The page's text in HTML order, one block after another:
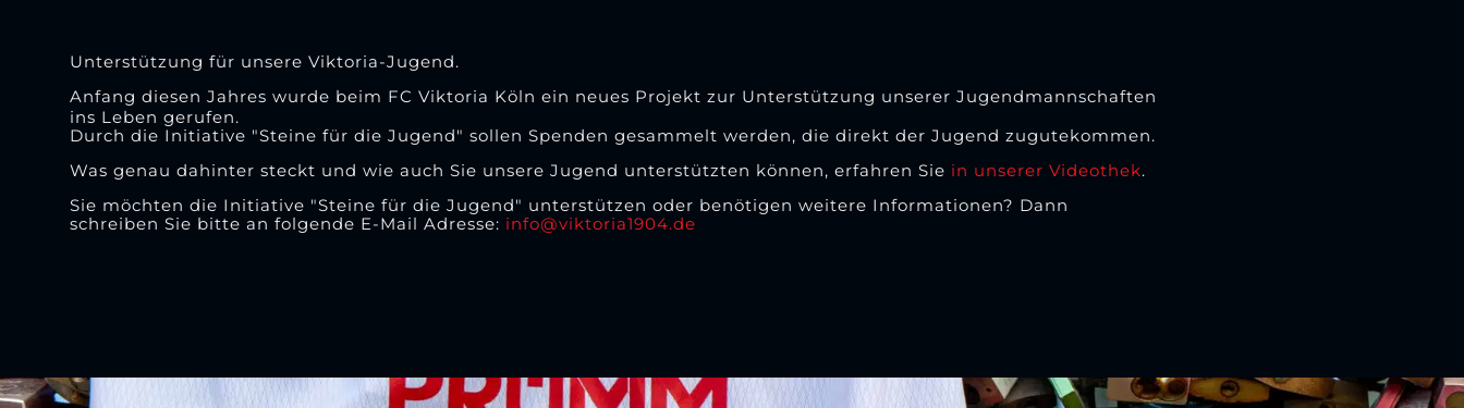
Unterstützung für unsere Viktoria-Jugend.
Anfang diesen Jahres wurde beim FC Viktoria Köln ein neues Projekt zur Unterstützung unserer Jugendmannschaften
ins Leben gerufen.
Durch die Initiative "Steine für die Jugend" sollen Spenden gesammelt werden, die direkt der Jugend zugutekommen.
Was genau dahinter steckt und wie auch Sie unsere Jugend unterstützten können, erfahren Sie in unserer Videothek.
Sie möchten die Initiative "Steine für die Jugend" unterstützen oder benötigen weitere Informationen? Dann
schreiben Sie bitte an folgende E-Mail Adresse: info@viktoria1904.de